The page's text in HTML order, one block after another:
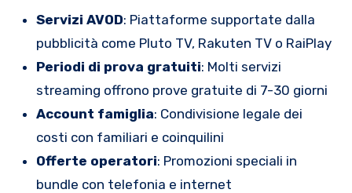
Servizi AVOD: Piattaforme supportate dalla
pubblicità come Pluto TV, Rakuten TV o RaiPlay
Periodi di prova gratuiti: Molti servizi
streaming offrono prove gratuite di 7-30 giorni
Account famiglia: Condivisione legale dei
costi con familiari e coinquilini
Offerte operatori: Promozioni speciali in
bundle con telefonia e internet